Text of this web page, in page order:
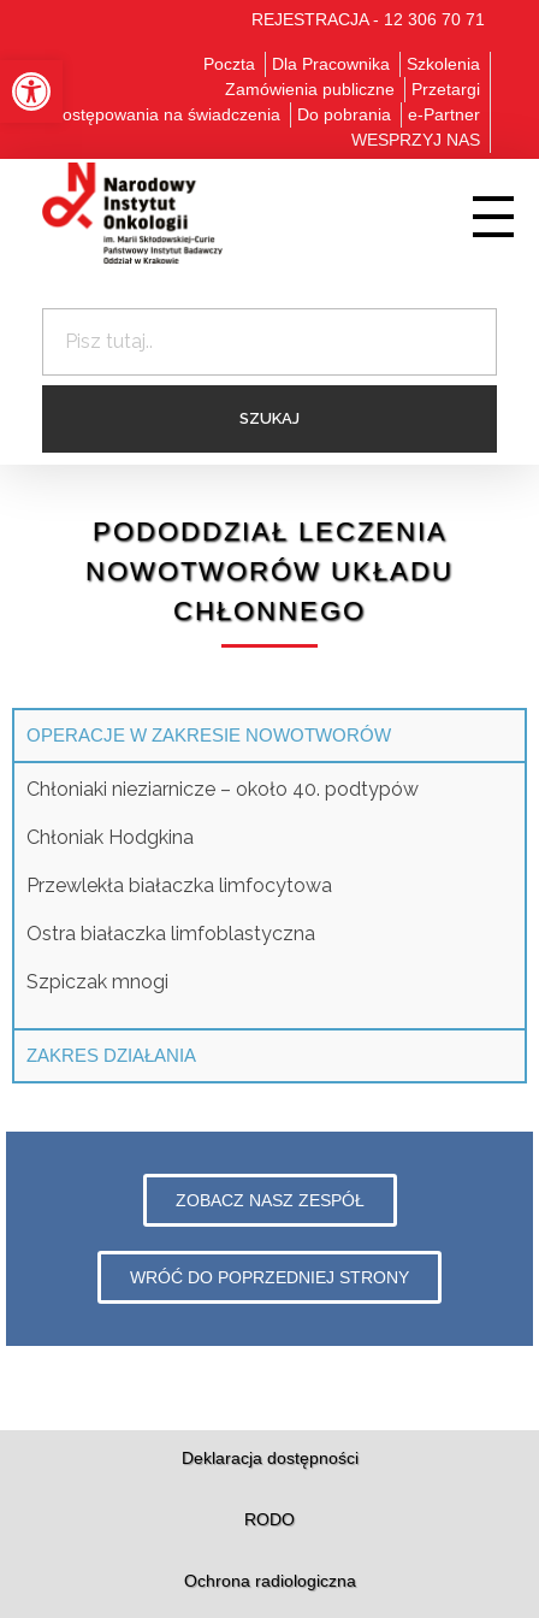
Otwórz pasek narzędzi
REJESTRACJA - 12 306 70 71
Poczta Dla Pracownika
Szkolenia
Zamówienia publiczne
Przetargi
Postępowania na świadczenia
Do pobrania
e-Partner
WESPRZYJ NAS
PODODDZIAŁ LECZENIA
NOWOTWORÓW UKŁADU
CHŁONNEGO
OPERACJE W ZAKRESIE NOWOTWORÓW
Chłoniaki nieziarnicze – około 40. podtypów
Chłoniak Hodgkina
Przewlekła białaczka limfocytowa
Ostra białaczka limfoblastyczna
Szpiczak mnogi
ZAKRES DZIAŁANIA
ZOBACZ NASZ ZESPÓŁ
WRÓĆ DO POPRZEDNIEJ STRONY
Deklaracja dostępności
RODO
Ochrona radiologiczna